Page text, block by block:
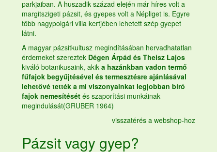
parkjaiban. A huszadik század elején már híres volt a
margitszigeti pázsit, és gyepes volt a Népliget is. Egyre
több nagypolgári villa kertjében lehetett szép gyepet
látni.
A magyar pázsitkultusz megindításában hervadhatatlan
érdemeket szereztek Dégen Árpád és Theisz Lajos
kiváló botanikusaink, akik a hazánkban vadon termő
fűfajok begyűjtésével és termesztésre ajánlásával
lehetővé tették a mi viszonyainkat legjobban bíró
fajok nemesítését és szaporítási munkáinak
megindulását(GRUBER 1964)
visszatérés a webshop-hoz
Pázsit vagy gyep?